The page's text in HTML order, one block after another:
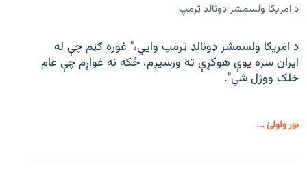
د امریکا ولسمشر ډونالډ ټرمپ
د امریکا ولسمشر ډونالډ ټرمپ وايي،" غوره ګڼم چې له
ایران سره یوې هوکړې ته ورسیږم، ځکه نه غواړم چې عام
خلک ووژل شي".
نور ولولئ ...